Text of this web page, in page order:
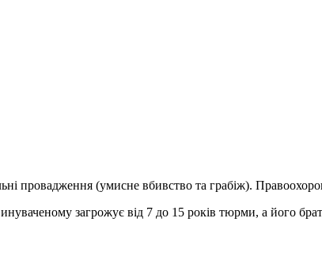
провадження (умисне вбивство та грабіж).
загрожує від 7 до 15 років тюрми, а його